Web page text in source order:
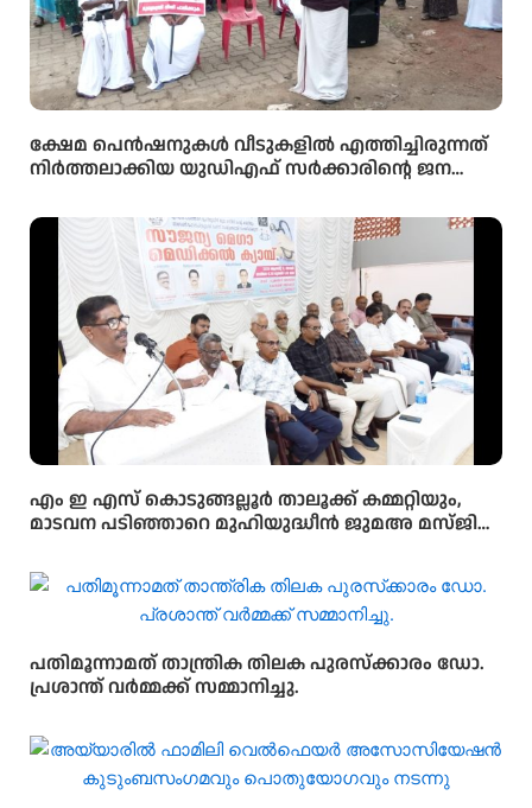
ക്ഷേമ പെൻഷനുകൾ വീടുകളിൽ എത്തിച്ചിരുന്നത്
നിർത്തലാക്കിയ യുഡിഎഫ് സർക്കാരിന്റെ ജന
ഗുണഭോക്താക്കളുടെയും വിതരണക്കാരുടെയും
പ്രതിഷേധ സംഗമം നടത്തി.
എം ഇ എസ് കൊടുങ്ങല്ലൂർ താലൂക്ക് കമ്മറ്റിയും,
മാടവന പടിഞ്ഞാറെ മുഹിയുദ്ധീൻ ജുമഅ മസ്ജിദ്
മെഡിക്കൽ ക്യാമ്പ് സംഘടിപ്പിച്ചു
പതിമൂന്നാമത് താന്ത്രിക തിലക പുരസ്‌ക്കാരം ഡോ.
പ്രശാന്ത് വർമ്മക്ക് സമ്മാനിച്ചു.